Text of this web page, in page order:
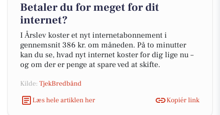
Betaler du for meget for dit
internet?
I Årslev koster et nyt internetabonnement i
gennemsnit 386 kr. om måneden. På to minutter
kan du se, hvad nyt internet koster for dig lige nu –
og om der er penge at spare ved at skifte.
Kilde: TjekBredbånd
Læs hele artiklen her
Kopiér link